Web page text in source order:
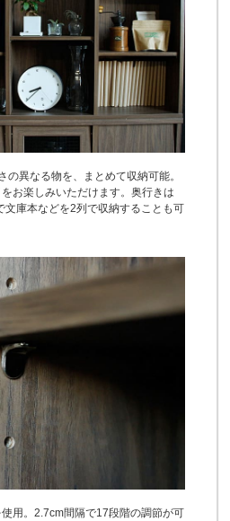
の異なる物を、まとめて収納可能。
お楽しみいただけます。奥行きは
文庫本などを2列で収納することも可
用。2.7cm間隔で17段階の調節が可